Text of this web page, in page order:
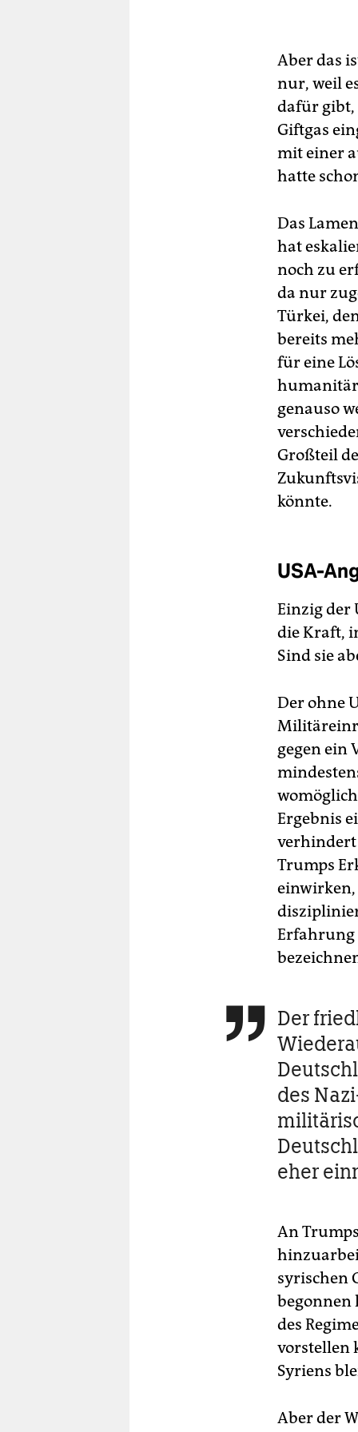
Aber das
nur, weil
dafür gibt,
Giftgas
mit einer
hatte
Das
hat
noch zu
da nur
Türkei,
bereits
für eine
humanitär
genauso
Großteil
könnte.
USA-
Einzig der
die Kraft,
Sind sie
Der ohne
gegen ein
Ergebnis
verhindert
Trumps
Erfahrung
 Der
des
eher
An
syrischen
begonnen
des
vorstellen
Syriens
Aber der